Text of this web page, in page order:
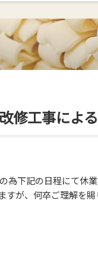
修工事によ
為下記の日程にて休業
が、何卒ご理解を賜